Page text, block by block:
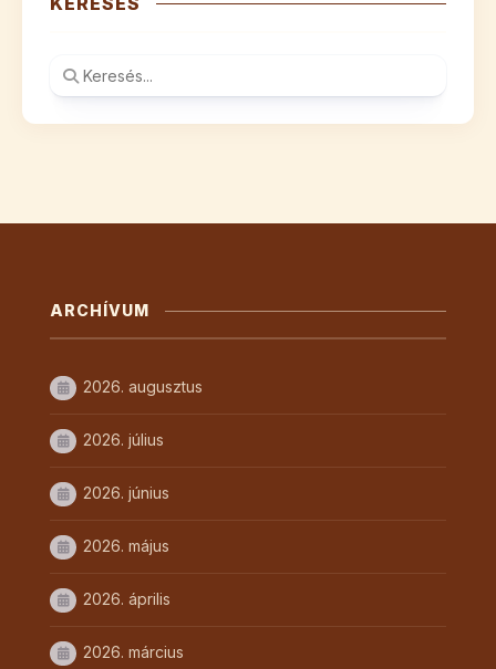
ARCHÍVUM
2026. augusztus
2026. július
2026. június
2026. május
2026. április
2026. március